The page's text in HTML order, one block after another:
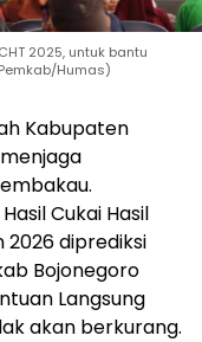
2025, untuk bantu
Humas)
Kabupaten
Cukai Hasil
2026 diprediksi
Bojonegoro
Langsung
akan berkurang.